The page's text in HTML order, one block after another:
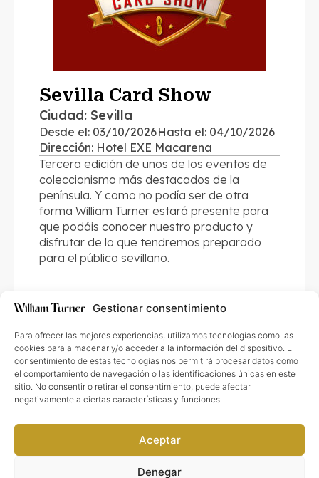
Gestionar consentimiento
Para ofrecer las mejores experiencias, utilizamos tecnologías como las
cookies para almacenar y/o acceder a la información del dispositivo. El
consentimiento de estas tecnologías nos permitirá procesar datos como
el comportamiento de navegación o las identificaciones únicas en este
sitio. No consentir o retirar el consentimiento, puede afectar
negativamente a ciertas características y funciones.
Aceptar
Denegar
Sevilla Card Show
Ciudad: Sevilla
Desde el: 03/10/2026Hasta el: 04/10/2026
Dirección: Hotel EXE Macarena
Tercera edición de unos de los eventos de
coleccionismo más destacados de la
península. Y como no podía ser de otra
forma William Turner estará presente para
que podáis conocer nuestro producto y
disfrutar de lo que tendremos preparado
para el público sevillano.
Enlaces de interés
FAQs Guía de envío Próximos eventos
Card First Grading
Aviso Legal